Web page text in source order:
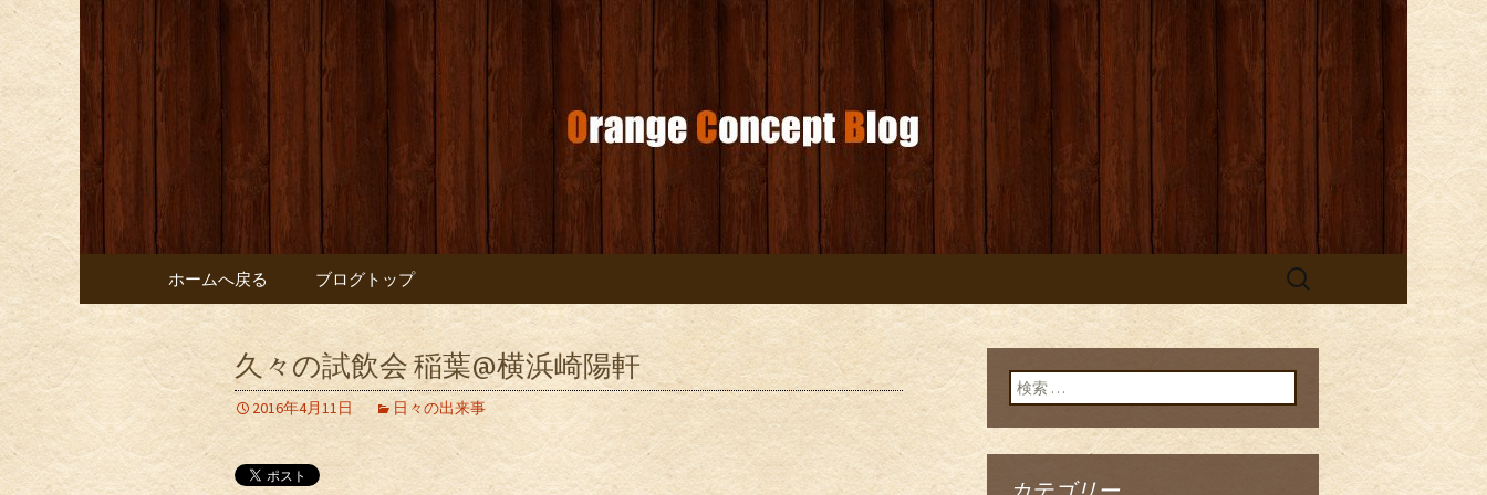
オレンジコンセプトブログ
お店からのお知らせ
コンテンツへ移動
ホームへ戻る ブログトップ
検
久々の試飲会 稲葉@横浜崎陽軒
2016年4月11日 日々の出来事
検索: